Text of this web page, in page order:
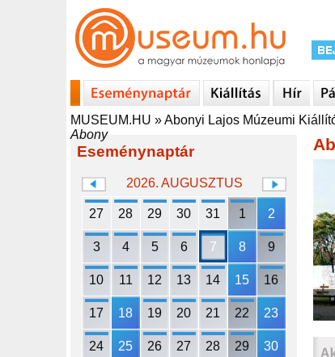
MUSEUM.HU »Abonyi Lajos Múzeumi
Abony
Eseménynaptár
2026. AUGUSZTUS
27 28 29 30 31 1 2
3 4 5 6 7 8 9
10 11 12 13 14 15 16
17 18 19 20 21 22 23
24 25 26 27 28 29 30